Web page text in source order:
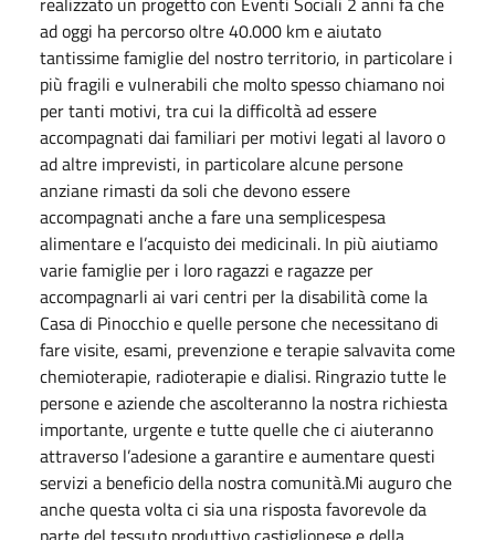
ad oggi ha percorso oltre 40.000 km e aiutato
tantissime famiglie del nostro territorio, in particolare i
più fragili e vulnerabili che molto spesso chiamano noi
per tanti motivi, tra cui la difficoltà ad essere
accompagnati dai familiari per motivi legati al lavoro o
ad altre imprevisti, in particolare alcune persone
anziane rimasti da soli che devono essere
accompagnati anche a fare una semplicespesa
alimentare e l’acquisto dei medicinali. In più aiutiamo
varie famiglie per i loro ragazzi e ragazze per
accompagnarli ai vari centri per la disabilità come la
Casa di Pinocchio e quelle persone che necessitano di
fare visite, esami, prevenzione e terapie salvavita come
chemioterapie, radioterapie e dialisi. Ringrazio tutte le
persone e aziende che ascolteranno la nostra richiesta
importante, urgente e tutte quelle che ci aiuteranno
attraverso l’adesione a garantire e aumentare questi
servizi a beneficio della nostra comunità.Mi auguro che
anche questa volta ci sia una risposta favorevole da